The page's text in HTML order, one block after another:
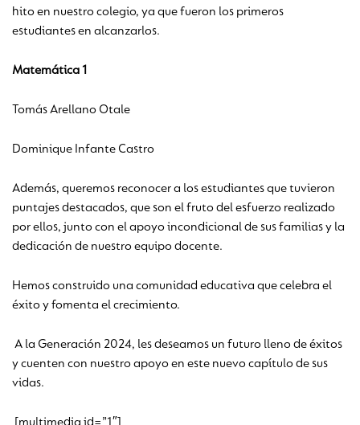
hito en nuestro colegio, ya que fueron los primeros
estudiantes en alcanzarlos.
Matemática 1
Tomás Arellano Otale
Dominique Infante Castro
Además, queremos reconocer a los estudiantes que tuvieron
puntajes destacados, que son el fruto del esfuerzo realizado
por ellos, junto con el apoyo incondicional de sus familias y la
dedicación de nuestro equipo docente.
Hemos construido una comunidad educativa que celebra el
éxito y fomenta el crecimiento.
A la Generación 2024, les deseamos un futuro lleno de éxitos
y cuenten con nuestro apoyo en este nuevo capítulo de sus
vidas.